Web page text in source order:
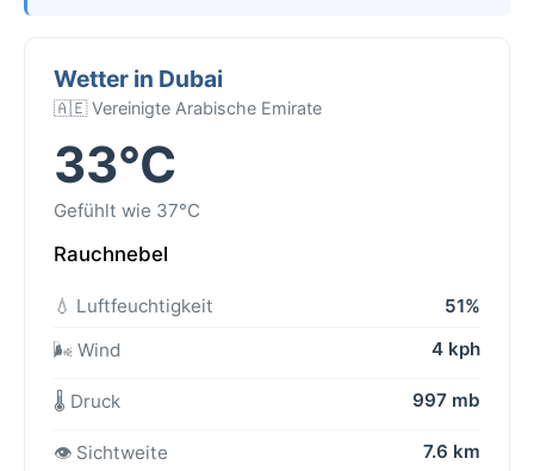
Wetter in Dubai
🇦🇪 Vereinigte Arabische Emirate
33°C
Gefühlt wie 37°C
Rauchnebel
💧 Luftfeuchtigkeit
51%
🌬️ Wind
4 kph
🌡️ Druck 997 mb
👁️ Sichtweite 7.6 km